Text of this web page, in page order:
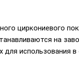
циркониевого
на
использования в